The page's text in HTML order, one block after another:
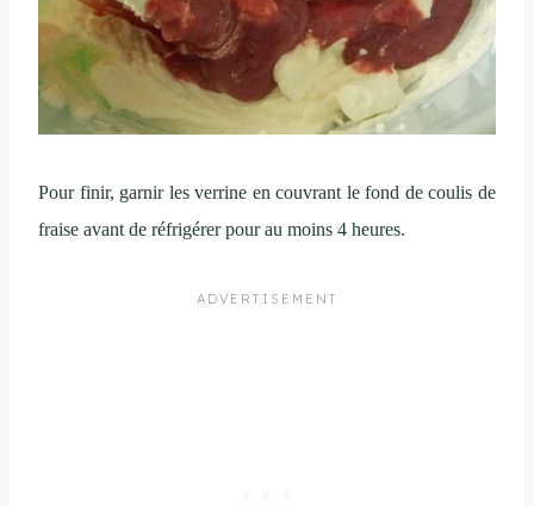
Pour finir, garnir les verrine en couvrant le fond de coulis de
fraise avant de réfrigérer pour au moins 4 heures.